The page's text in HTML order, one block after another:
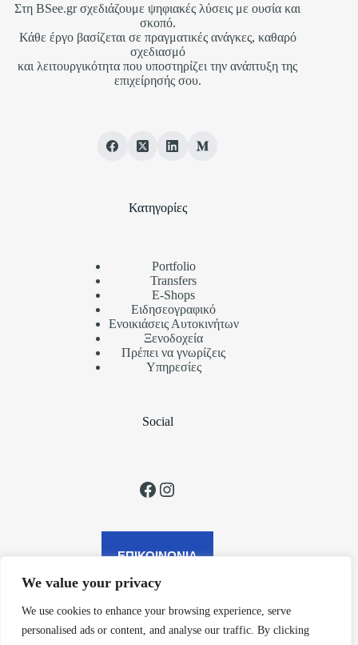
We value your privacy
We use cookies to enhance your browsing experience, serve
personalised ads or content, and analyse our traffic. By clicking
Στη BSee.gr σχεδιάζουμε ψηφιακές λύσεις με ουσία και
σκοπό.
Κάθε έργο βασίζεται σε πραγματικές ανάγκες, καθαρό
σχεδιασμό
και λειτουργικότητα που υποστηρίζει την ανάπτυξη της
επιχείρησής σου.
Κατηγορίες
Portfolio
Transfers
Ε-Shops
Ειδησεογραφικό
Ενοικιάσεις Αυτοκινήτων
Ξενοδοχεία
Πρέπει να γνωρίζεις
Υπηρεσίες
Social
Facebook
Instagram
ΕΠΙΚΟΙΝΩΝΙΑ
Contact Us